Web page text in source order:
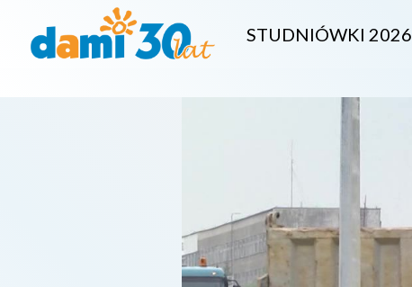
STUDNIÓWKI 2026